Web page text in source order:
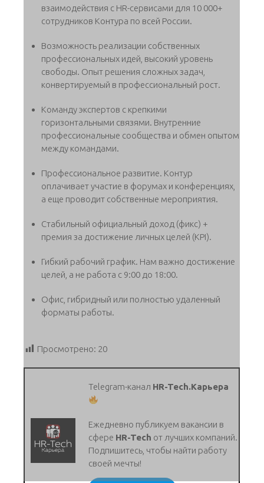
взаимодействия с HR-сервисами для 10 000+
сотрудников Контура по всей России.
Возможность реализации собственных
профессиональных идей, высокий уровень
свободы. Опыт решения сложных задач,
конвертируемый в профессиональный рост.
Команду экспертов с крепкими
горизонтальными связями. Внутренние
профессиональные сообщества и обмен опытом
между командами.
Профессиональное развитие. Контур
оплачивает участие в форумах и конференциях,
а еще проводит собственные мероприятия.
Стабильный официальный доход (фикс) +
премия за достижение личных целей (KPI).
Гибкий рабочий график. Нам важно достижение
целей, а не работа с 9:00 до 18:00.
Офис, гибридный или полностью удаленный
форматы работы.
Просмотрено: 20
Telegram-канал HR-Tech.Карьера
Ежедневно публикуем вакансии в
сфере HR-Tech от лучших компаний.
Подпишитесь, чтобы найти работу
своей мечты!